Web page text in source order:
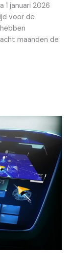
1 januari 2026
voor de
maanden de